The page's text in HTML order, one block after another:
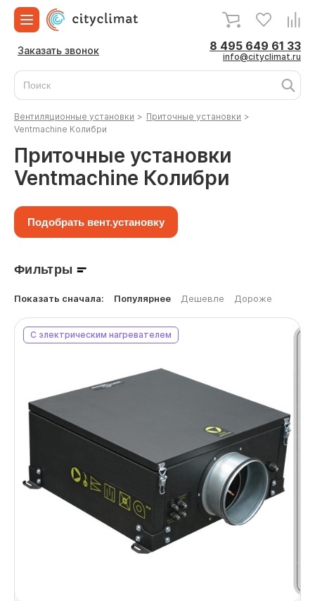
Заказать звонок 8 495 649 61 33
info@cityclimat.ru
Вентиляционные установки > Приточные установки >
Ventmachine Колибри
Приточные установки
Ventmachine Колибри
Подобрать вент.установку
Фильтры
Показать сначала: Популярнее Дешевле Дороже
С электрическим нагревателем